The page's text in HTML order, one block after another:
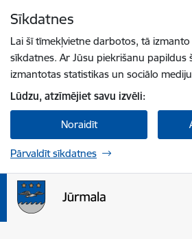
Sīkdatnes
Lai šī tīmekļvietne darbotos, tā
sīkdatnes. Ar Jūsu piekrišanu papildus
izmantotas statistikas un sociālo
Lūdzu, atzīmējiet savu izvēli:
Noraidīt
Pārvaldīt sīkdatnes